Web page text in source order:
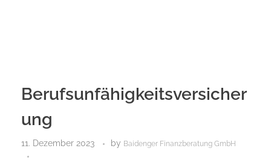
Berufsunfähigkeitsversicher
ung
11. Dezember 2023 by Baidenger Finanzberatung GmbH